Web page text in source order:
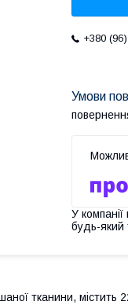
+380
У
будь-який
тканини,